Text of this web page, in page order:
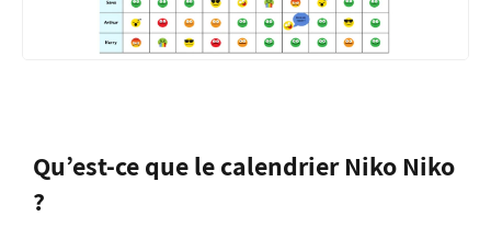
Qu’est-ce que le calendrier Niko Niko
?